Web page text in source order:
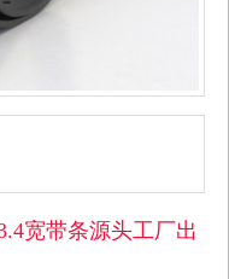
宽带条源头工厂出